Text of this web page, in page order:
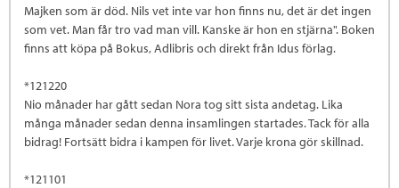
Majken som är död. Nils vet inte var hon finns nu, det är det ingen
som vet. Man får tro vad man vill. Kanske är hon en stjärna". Boken
finns att köpa på Bokus, Adlibris och direkt från Idus förlag.
*121220
Nio månader har gått sedan Nora tog sitt sista andetag. Lika
många månader sedan denna insamlingen startades. Tack för alla
bidrag! Fortsätt bidra i kampen för livet. Varje krona gör skillnad.
*121101